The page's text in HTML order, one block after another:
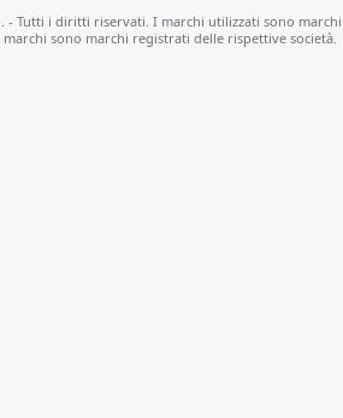
- Tutti i diritti riservati. I marchi utilizzati sono
sono marchi registrati delle rispettive società.